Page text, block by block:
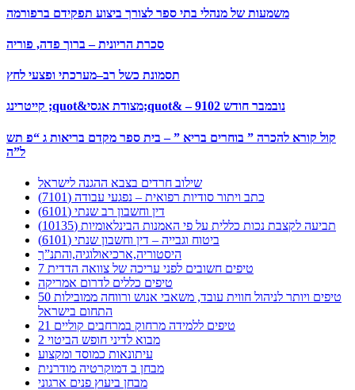
משמעות של מנהלי בתי ספר לצורך ביצוע תפקידם ברפורמה
סכרת הריונית – ברוך פדה, פוריה
תסמונת כשל רב–מערכתי ופצעי לחץ
קייטרינג ;quot&מצודת אגסי;quot& – 9102 נובמבר חודש
קול קורא להכרה ” בוחרים בריא ” – בית ספר מקדם בריאות ג “פ תש
ל”ה
שילוב חרדים בצבא ההגנה לישראל
כתב ויתור סודיות רפואית – נפגעי עבודה (7101)
דין וחשבון רב שנתי (6101)
תביעה לקצבת נכות כללית על פי האמנות הבינלאומיות (10135)
ביטוח וגבייה – דין וחשבון שנתי (6101)
היסטוריה,ארכיאולוגיה,והתנ”ך
7 טיפים חשובים לפני עריכה של צוואה הדדית
טיפים כללים לדרום אמריקה
50 טיפים ויותר לניהול חווית עובד, משאבי אנוש ורווחה ממובילות
התחום בישראל
21 טיפים ללמידה מרחוק במרחבים קוליים
מבוא לדיני חופש הביטוי 2
עיתונאות כמוסד ומקצוע
מבחן ב דמוקרטיה מודרנית
מבחן ביעוץ פנים ארגוני